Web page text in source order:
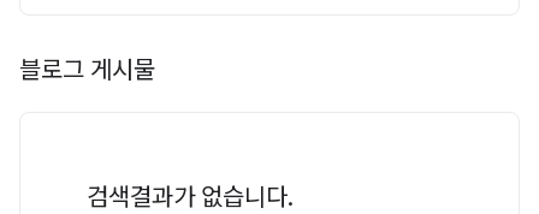
블로그 게시물
검색결과가 없습니다.